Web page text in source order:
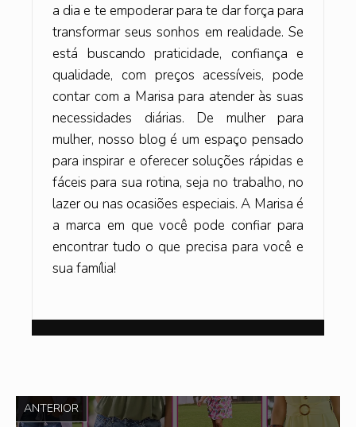
a dia e te empoderar para te dar força para
transformar seus sonhos em realidade. Se
está buscando praticidade, confiança e
qualidade, com preços acessíveis, pode
contar com a Marisa para atender às suas
necessidades diárias. De mulher para
mulher, nosso blog é um espaço pensado
para inspirar e oferecer soluções rápidas e
fáceis para sua rotina, seja no trabalho, no
lazer ou nas ocasiões especiais. A Marisa é
a marca em que você pode confiar para
encontrar tudo o que precisa para você e
sua família!
ANTERIOR